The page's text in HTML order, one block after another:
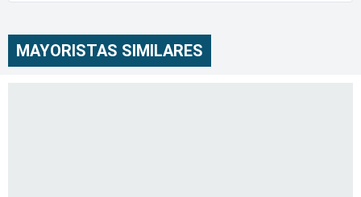
MAYORISTAS SIMILARES